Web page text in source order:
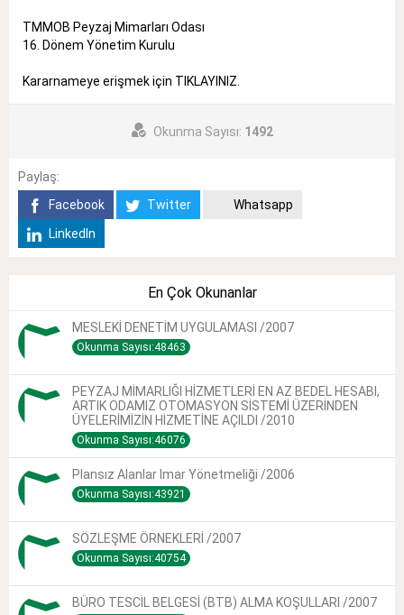
TMMOB Peyzaj Mimarları Odası
16. Dönem Yönetim Kurulu
Kararnameye erişmek için TIKLAYINIZ.
Okunma Sayısı: 1492
Paylaş:
Facebook
Twitter
Whatsapp
LinkedIn
En Çok Okunanlar
MESLEKİ DENETİM UYGULAMASI /2007
Okunma Sayısı:48463
PEYZAJ MİMARLIĞI HİZMETLERİ EN AZ BEDEL HESABI,
ARTIK ODAMIZ OTOMASYON SİSTEMİ ÜZERİNDEN
ÜYELERİMİZİN HİZMETİNE AÇILDI /2010
Okunma Sayısı:46076
Plansız Alanlar Imar Yönetmeliği /2006
Okunma Sayısı:43921
SÖZLEŞME ÖRNEKLERİ /2007
Okunma Sayısı:40754
BÜRO TESCİL BELGESİ (BTB) ALMA KOŞULLARI /2007